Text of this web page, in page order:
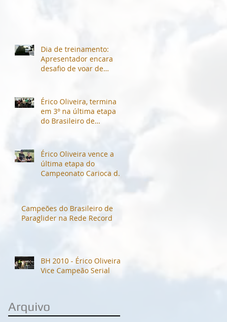
Dia de treinamento:
Apresentador encara
desafio de voar de
Voo Livre.
Érico Oliveira, termina
em 3º na última etapa
do Brasileiro de
Érico Oliveira vence a
última etapa do
Campeonato Carioca de
Campeões do Brasileiro de
Paraglider na Rede Record
​BH 2010 - Érico Oliveira -
Vice Campeão Serial
Arquivo